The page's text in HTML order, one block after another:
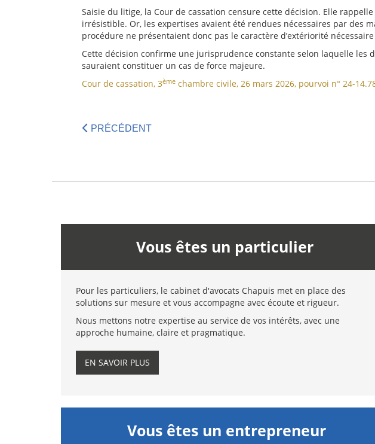
Saisie du litige, la Cour de cassation censure cette décision. Elle
irrésistible. Or, les expertises avaient été rendues nécessaires par des
procédure ne présentaient donc pas le caractère d’extériorité
Cette décision confirme une jurisprudence constante selon laquelle
sauraient constituer un cas de force majeure.
Cour de cassation, 3ème chambre civile, 26 mars 2026, pourvoi n° 24-
PRÉCÉDENT
Vous êtes un particulier
Pour les particuliers, le cabinet d'avocats Chapuis met en place des
solutions sur mesure et vous accompagne avec écoute et rigueur.
Nous mettons notre expertise au service de vos intérêts, avec une
approche humaine, claire et pragmatique.
EN SAVOIR PLUS
Vous êtes un entrepreneur